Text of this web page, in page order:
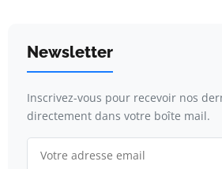
Newsletter
Inscrivez-vous pour recevoir nos
directement dans votre boîte mail.